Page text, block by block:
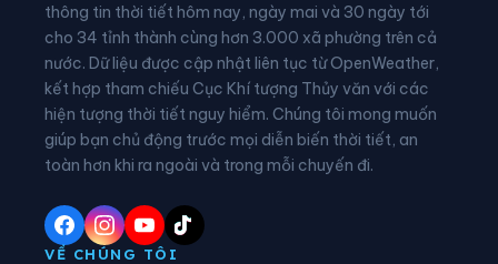
Xã Hưng Đạo Xã Huy Giáp
Xã Khánh Xuân Xã Kim Đồng
Xã Lũng Nặm Xã Lý Bôn
Xã Lý Quốc Xã Minh Khai
Xã Nam Quang
Xã Nguyên Bình
thông tin thời tiết hôm nay, ngày mai và 30 ngày tới
cho 34 tỉnh thành cùng hơn 3.000 xã phường trên cả
nước. Dữ liệu được cập nhật liên tục từ OpenWeather,
kết hợp tham chiếu Cục Khí tượng Thủy văn với các
hiện tượng thời tiết nguy hiểm. Chúng tôi mong muốn
giúp bạn chủ động trước mọi diễn biến thời tiết, an
toàn hơn khi ra ngoài và trong mỗi chuyến đi.
VỀ CHÚNG TÔI